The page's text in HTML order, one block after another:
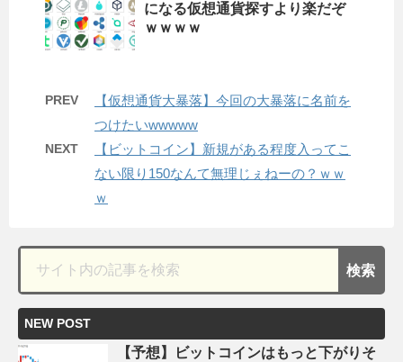
になる仮想通貨探すより楽だぞ
ｗｗｗｗ
PREV
【仮想通貨大暴落】今回の大暴落に名前を
つけたいwwwww
NEXT
【ビットコイン】新規がある程度入ってこ
ない限り150なんて無理じぇねーの？ｗｗ
ｗ
NEW POST
【予想】ビットコインはもっと下がりそ